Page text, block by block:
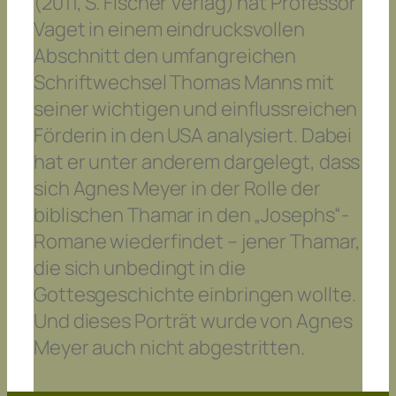
Vaget in einem eindrucksvollen
Abschnitt den umfangreichen
Schriftwechsel Thomas Manns mit
seiner wichtigen und einflussreichen
Förderin in den USA analysiert. Dabei
hat er unter anderem dargelegt, dass
sich Agnes Meyer in der Rolle der
biblischen Thamar in den „Josephs“-
Romane wiederfindet – jener Thamar,
die sich unbedingt in die
Gottesgeschichte einbringen wollte.
Und dieses Porträt wurde von Agnes
Meyer auch nicht abgestritten.